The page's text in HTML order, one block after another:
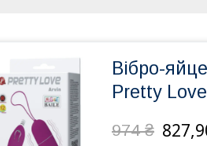
Вібро-
Pretty
974 ₴